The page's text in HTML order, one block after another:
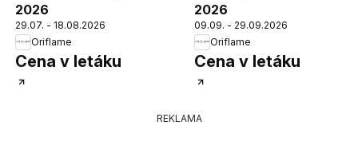
2026
29.07. - 18.08.2026
Oriflame
Cena v letáku
2026
09.09. - 29.09.2026
Oriflame
Cena v letáku
REKLAMA